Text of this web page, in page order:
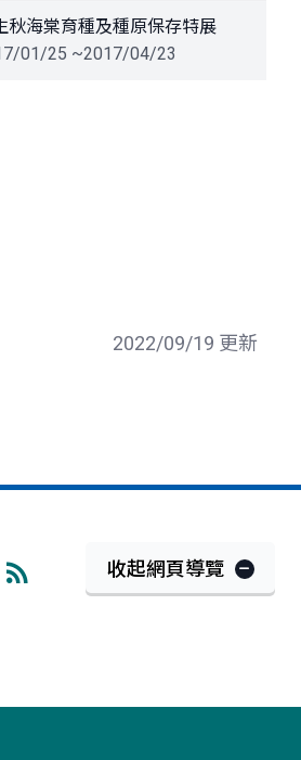
秋海棠育種及種原保存特展
01/25 ~2017/04/23
2022/09/19 更新
收起網頁導覽